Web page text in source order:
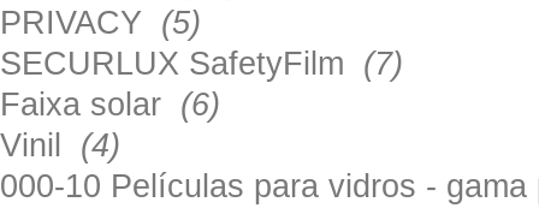
PRIVACY (5)
SECURLUX SafetyFilm (7)
Faixa solar (6)
Vinil (4)
000-10 Películas para vidros -